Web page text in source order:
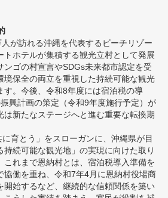
が訪れる沖縄を代表するビーチリゾー
トホテルが集積する観光立村として発展
ンゴの村宣言やSDGs未来都市認定を受
境保全の両立を重視した持続可能な観光
す。今後、令和8年度には宿泊税の導
興計画の策定（令和9年度施行予定）が
は新たなステージへと進む重要な転換期
育とう」をスローガンに、沖縄県が目
続可能な観光地」の実現に向けた取り
これまで恩納村とは、宿泊税導入準備を
協働を重ね、令和7年4月に恩納村役場商
開始するなど、継続的な信頼関係を築い